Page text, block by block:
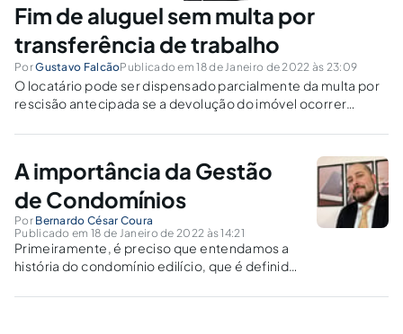
Fim de aluguel sem multa por
transferência de trabalho
PorGustavo FalcãoPublicado em 18 de Janeiro de 2022 às 23:09
O locatário pode ser dispensado parcialmente da multa por
rescisão antecipada se a devolução do imóvel ocorrer
escrito ao locador com pelo menos 30 dias de
A importância da Gestão
de Condomínios
Por Bernardo César Coura
Publicado em 18 de Janeiro de 2022 às 14:21
Primeiramente, é preciso que entendamos a
história do condomínio edilício, que é definido
em uma edificação considerada unitária, com